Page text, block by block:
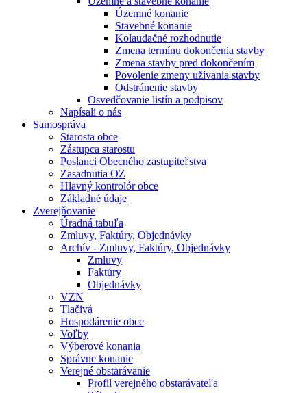
Územné konanie
Stavebné konanie
Kolaudačné rozhodnutie
Zmena termínu dokončenia stavby
Zmena stavby pred dokončením
Povolenie zmeny užívania stavby
Odstránenie stavby
Osvedčovanie listín a podpisov
Napísali o nás
Samospráva
Starosta obce
Zástupca starostu
Poslanci Obecného zastupiteľstva
Zasadnutia OZ
Hlavný kontrolór obce
Základné údaje
Zverejňovanie
Úradná tabuľa
Zmluvy, Faktúry, Objednávky
Archív - Zmluvy, Faktúry, Objednávky
Zmluvy
Faktúry
Objednávky
VZN
Tlačivá
Hospodárenie obce
Voľby
Výberové konania
Správne konanie
Verejné obstarávanie
Profil verejného obstarávateľa